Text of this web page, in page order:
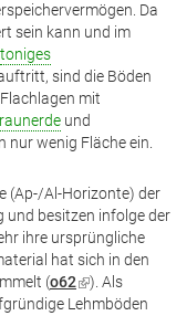
Da
sein kann und im
toniges
sind die Böden
mit
und
nur wenig Fläche ein.
(Ap-/Al-Horizonte) der
besitzen infolge der
ihre ursprüngliche
hat sich in den
(o62(Link
ist
). Als
Lehmböden